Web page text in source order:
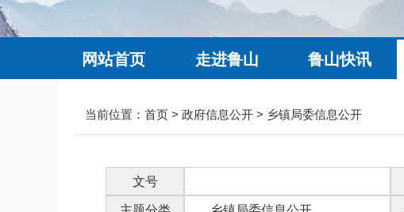
网站首页 走进鲁山 鲁山快讯
当前位置： 首页 > 政府信息公开 > 乡镇局委信息公开
文号